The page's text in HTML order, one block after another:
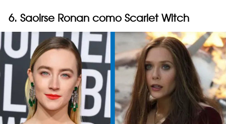
6. Saoirse Ronan como Scarlet Witch